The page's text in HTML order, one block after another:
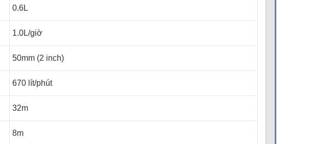
0.6L
1.0L/giờ
50mm (2 inch)
670 lít/phút
32m
8m